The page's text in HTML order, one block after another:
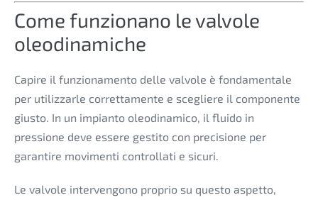
Come funzionano le valvole
oleodinamiche
Capire il funzionamento delle valvole è fondamentale
per utilizzarle correttamente e scegliere il componente
giusto. In un impianto oleodinamico, il fluido in
pressione deve essere gestito con precisione per
garantire movimenti controllati e sicuri.
Le valvole intervengono proprio su questo aspetto,